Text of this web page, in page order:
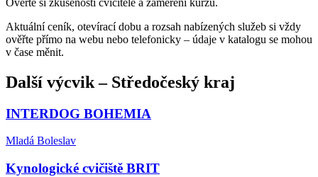
Aktuální ceník, otevírací dobu a rozsah nabízených služeb si vždy
ověřte přímo na webu nebo telefonicky – údaje v katalogu se mohou
v čase měnit.
Další výcvik– Středočeský kraj
INTERDOG BOHEMIA
Mladá Boleslav
Kynologické cvičiště BRIT